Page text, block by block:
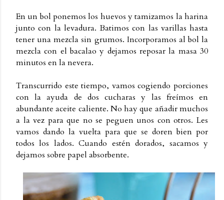
En un bol ponemos los huevos y tamizamos la harina
junto con la levadura. Batimos con las varillas hasta
tener una mezcla sin grumos. Incorporamos al bol la
mezcla con el bacalao y dejamos reposar la masa 30
minutos en la nevera.
Transcurrido este tiempo, vamos cogiendo porciones
con la ayuda de dos cucharas y las freímos en
abundante aceite caliente. No hay que añadir muchos
a la vez para que no se peguen unos con otros. Les
vamos dando la vuelta para que se doren bien por
todos los lados. Cuando estén dorados, sacamos y
dejamos sobre papel absorbente.